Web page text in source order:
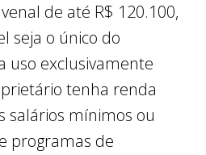
de até R$ 120.100,
seja o único do
uso exclusivamente
tenha renda
salários mínimos ou
programas de